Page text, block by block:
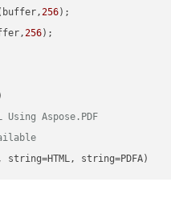
256);
256);
Aspose.PDF
string=HTML, string=PDFA)